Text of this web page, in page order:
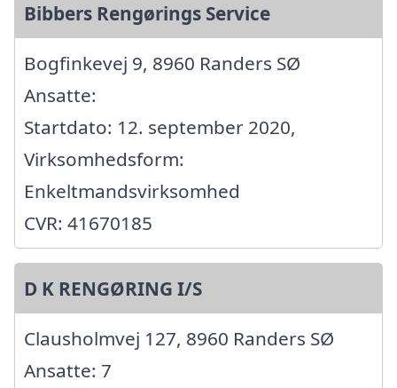
Bibbers Rengørings Service
Bogfinkevej 9, 8960 Randers SØ
Ansatte:
Startdato: 12. september 2020,
Virksomhedsform:
Enkeltmandsvirksomhed
CVR: 41670185
D K RENGØRING I/S
Clausholmvej 127, 8960 Randers SØ
Ansatte: 7